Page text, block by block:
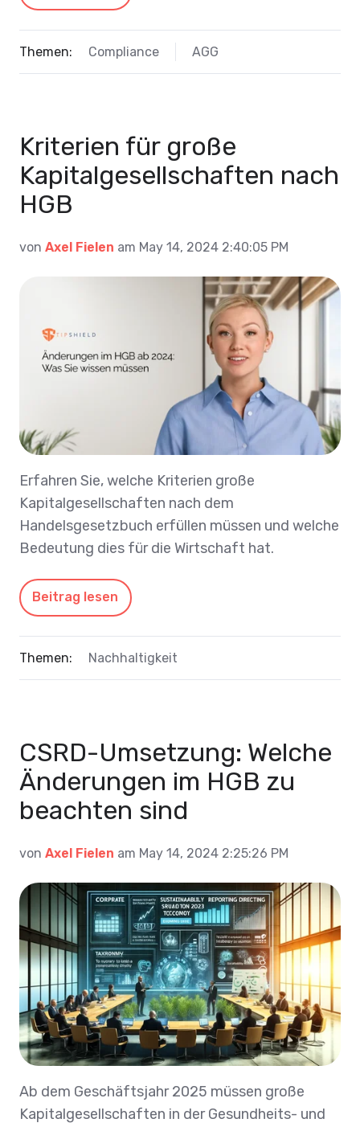
Themen: Compliance AGG
Kriterien für große
Kapitalgesellschaften nach
HGB
von Axel Fielen am May 14, 2024 2:40:05 PM
Erfahren Sie, welche Kriterien große
Kapitalgesellschaften nach dem
Handelsgesetzbuch erfüllen müssen und welche
Bedeutung dies für die Wirtschaft hat.
Beitrag lesen
Themen: Nachhaltigkeit
CSRD-Umsetzung: Welche
Änderungen im HGB zu
beachten sind
von Axel Fielen am May 14, 2024 2:25:26 PM
Ab dem Geschäftsjahr 2025 müssen große
Kapitalgesellschaften in der Gesundheits- und